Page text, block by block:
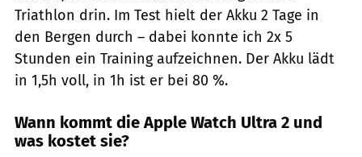
Triathlon drin. Im Test hielt der Akku 2 Tage in
den Bergen durch – dabei konnte ich 2x 5
Stunden ein Training aufzeichnen. Der Akku lädt
in 1,5h voll, in 1h ist er bei 80 %.
Wann kommt die Apple Watch Ultra 2 und
was kostet sie?